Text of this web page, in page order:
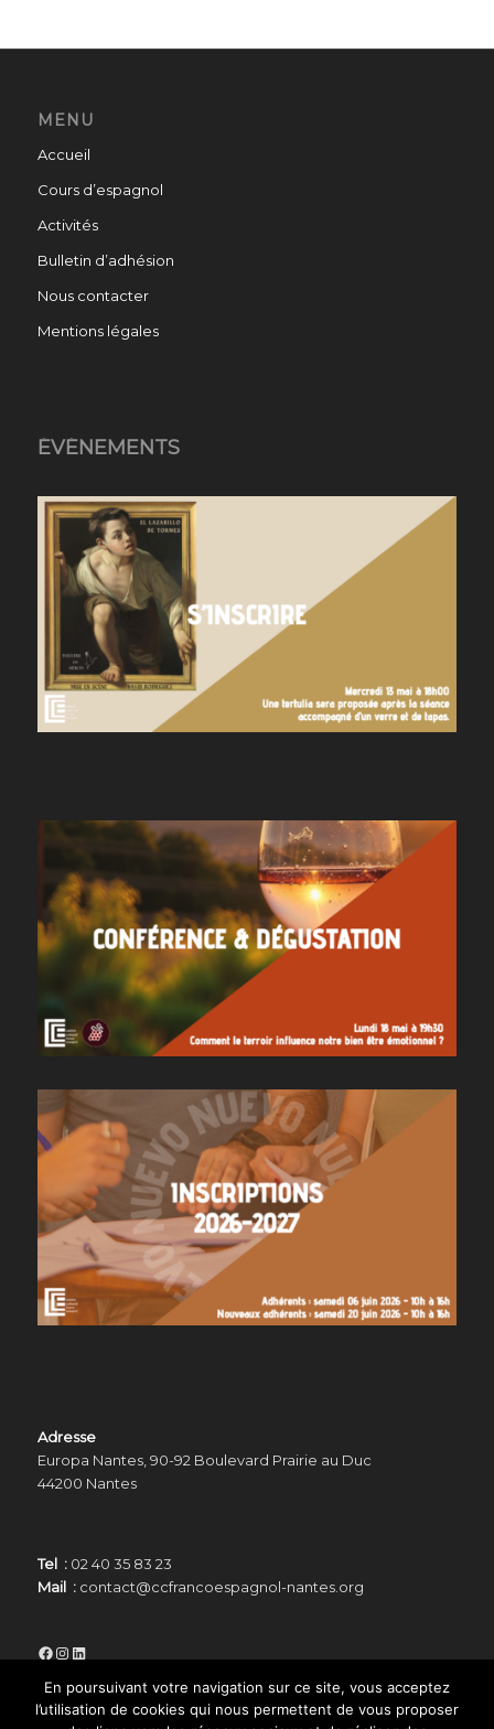
MENU
Accueil
Cours d’espagnol
Activités
Bulletin d’adhésion
Nous contacter
Mentions légales
ÉVÉNEMENTS
Adresse
Europa Nantes, 90-92 Boulevard Prairie au Duc
44200 Nantes
Tel : 02 40 35 83 23
Mail :contact@ccfrancoespagnol-nantes.org
Facebook
Instagram
LinkedIn
En poursuivant votre navigation sur ce site, vous acceptez
l’utilisation de cookies qui nous permettent de vous proposer